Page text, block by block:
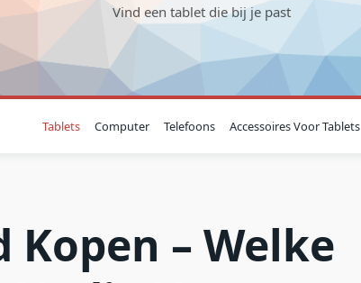
Vind een tablet die bij je past
Tablets Computer Telefoons Accessoires Voor Tablets
Kopen – Welke